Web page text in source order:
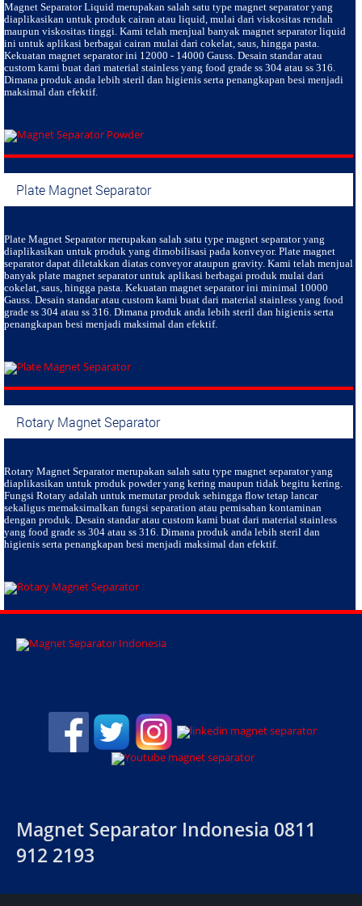
Magnet Separator Liquid merupakan salah satu type magnet separator yang
diaplikasikan untuk produk cairan atau liquid, mulai dari viskositas rendah
maupun viskositas tinggi. Kami telah menjual banyak magnet separator liquid
ini untuk aplikasi berbagai cairan mulai dari cokelat, saus, hingga pasta.
Kekuatan magnet separator ini 12000 - 14000 Gauss. Desain standar atau
custom kami buat dari material stainless yang food grade ss 304 atau ss 316.
Dimana produk anda lebih steril dan higienis serta penangkapan besi menjadi
maksimal dan efektif.
Plate Magnet Separator
Plate Magnet Separatormerupakan salah satu type magnet separator yang
diaplikasikan untuk produk yang dimobilisasi pada konveyor. Plate magnet
separator dapat diletakkan diatas conveyor ataupun gravity. Kami telah menjual
banyak plate magnet separator untuk aplikasi berbagai produk mulai dari
cokelat, saus, hingga pasta. Kekuatan magnet separator ini minimal 10000
Gauss. Desain standar atau custom kami buat dari material stainless yang food
grade ss 304 atau ss 316. Dimana produk anda lebih steril dan higienis serta
penangkapan besi menjadi maksimal dan efektif.
Rotary Magnet Separator
Rotary Magnet Separatormerupakan salah satu type magnet separator yang
diaplikasikan untuk produk powder yang kering maupun tidak begitu kering.
Fungsi Rotary adalah untuk memutar produk sehingga flow tetap lancar
sekaligus memaksimalkan fungsi separation atau pemisahan kontaminan
dengan produk. Desain standar atau custom kami buat dari material stainless
yang food grade ss 304 atau ss 316. Dimana produk anda lebih steril dan
higienis serta penangkapan besi menjadi maksimal dan efektif.
Magnet Separator Indonesia 0811
912 2193